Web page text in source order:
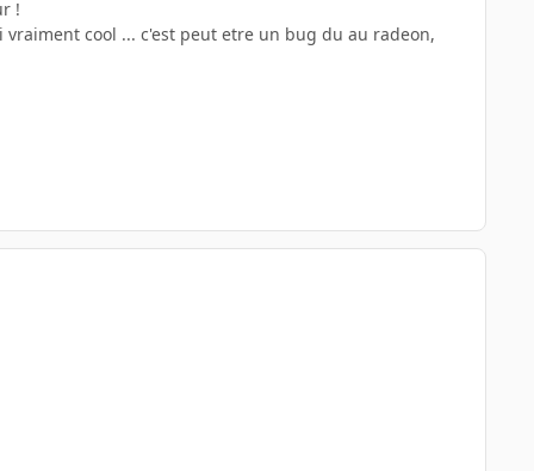
!
cool ... c'est peut etre un bug du au radeon,